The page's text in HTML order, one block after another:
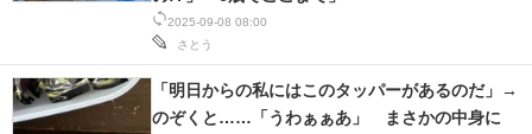
2025-09-08 08:00
さとう
「明日からの私にはこのタッパーがあるのだ」→
のぞくと……「うわぁぁあ」 まさかの中身に